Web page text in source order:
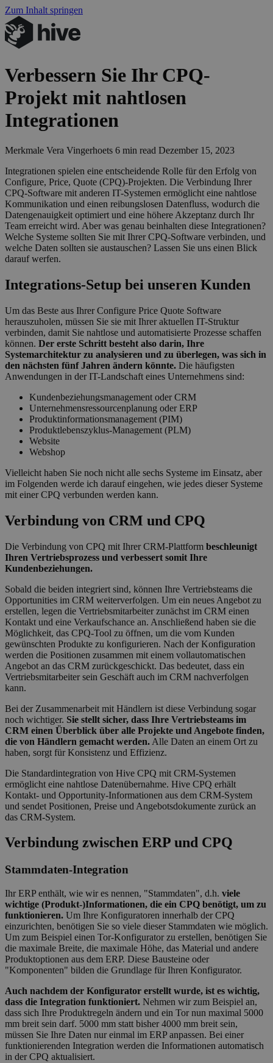
Zum Inhalt springen
Verbessern Sie Ihr CPQ-
Projekt mit nahtlosen
Integrationen
Merkmale Vera Vingerhoets 6 min read Dezember 15, 2023
Inte­gra­tio­nen spie­len eine ent­schei­den­de Rol­le für den Erfolg von
Con­fi­gu­re, Pri­ce, Quo­te (CPQ)-Projekten. Die Ver­bin­dung Ihrer
CPQ-Soft­ware mit ande­ren IT-Sys­te­men ermög­licht eine naht­lo­se
Kom­mu­ni­ka­ti­on und einen rei­bungs­lo­sen Daten­fluss, wodurch die
Daten­ge­nau­ig­keit opti­miert und eine höhe­re Akzep­tanz durch Ihr
Team erreicht wird. Aber was genau beinhal­ten die­se Inte­gra­tio­nen?
Wel­che Sys­te­me soll­ten Sie mit Ihrer CPQ-Soft­ware ver­bin­den, und
wel­che Daten soll­ten sie aus­tau­schen? Las­sen Sie uns einen Blick
dar­auf werfen.
Integrations-Setup bei unseren Kunden
Um das Beste aus Ihrer Configure Price Quote Software
herauszuholen, müssen Sie sie mit Ihrer aktuellen IT-Struktur
verbinden, damit Sie nahtlose und automatisierte Prozesse schaffen
können. Der erste Schritt besteht also darin, Ihre
Systemarchitektur zu analysieren und zu überlegen, was sich in
den nächsten fünf Jahren ändern könnte. Die häufigsten
Anwendungen in der IT-Landschaft eines Unternehmens sind:
Kundenbeziehungsmanagement oder CRM
Unternehmensressourcenplanung oder ERP
Produktinformationsmanagement (PIM)
Produktlebenszyklus-Management (PLM)
Website
Webshop
Vielleicht haben Sie noch nicht alle sechs Systeme im Einsatz, aber
im Folgenden werde ich darauf eingehen, wie jedes dieser Systeme
mit einer CPQ verbunden werden kann.
Verbindung von CRM und CPQ
Die Verbindung von CPQ mit Ihrer CRM-Plattform beschleunigt
Ihren Vertriebsprozess und verbessert somit Ihre
Kundenbeziehungen.
Sobald die beiden integriert sind, können Ihre Vertriebsteams die
Opportunities im CRM weiterverfolgen. Um ein neues Angebot zu
erstellen, legen die Vertriebsmitarbeiter zunächst im CRM einen
Kontakt und eine Verkaufschance an. Anschließend haben sie die
Möglichkeit, das CPQ-Tool zu öffnen, um die vom Kunden
gewünschten Produkte zu konfigurieren. Nach der Konfiguration
werden die Positionen zusammen mit einem vollautomatischen
Angebot an das CRM zurückgeschickt. Das bedeutet, dass ein
Vertriebsmitarbeiter sein Geschäft auch im CRM nachverfolgen
kann.
Bei der Zusammenarbeit mit Händlern ist diese Verbindung sogar
noch wichtiger. Sie stellt sicher, dass Ihre Vertriebsteams im
CRM einen Überblick über alle Projekte und Angebote finden,
die von Händlern gemacht werden. Alle Daten an einem Ort zu
haben, sorgt für Konsistenz und Effizienz.
Die Standardintegration von Hive CPQ mit CRM-Systemen
ermöglicht eine nahtlose Datenübernahme. Hive CPQ erhält
Kontakt- und Opportunity-Informationen aus dem CRM-System
und sendet Positionen, Preise und Angebotsdokumente zurück an
das CRM-System.
Verbindung zwischen ERP und CPQ
Stammdaten-Integration
Ihr ERP enthält, wie wir es nennen, "Stammdaten", d.h. viele
wichtige (Produkt-)Informationen, die ein CPQ benötigt, um zu
funktionieren. Um Ihre Konfiguratoren innerhalb der CPQ
einzurichten, benötigen Sie so viele dieser Stammdaten wie möglich.
Um zum Beispiel einen Tor-Konfigurator zu erstellen, benötigen Sie
die maximale Breite, die maximale Höhe, das Material und andere
Produktoptionen aus dem ERP. Diese Bausteine oder
"Komponenten" bilden die Grundlage für Ihren Konfigurator.
Auch nachdem der Konfigurator erstellt wurde, ist es wichtig,
dass die Integration funktioniert. Nehmen wir zum Beispiel an,
dass sich Ihre Produktregeln ändern und ein Tor nun maximal 5000
mm breit sein darf. 5000 mm statt bisher 4000 mm breit sein,
müssen Sie Ihre Daten nur einmal im ERP anpassen. Bei einer
funktionierenden Integration werden die Informationen automatisch
in der CPQ aktualisiert.